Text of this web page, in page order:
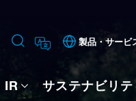
製品・サービ
IR サステナビリテ